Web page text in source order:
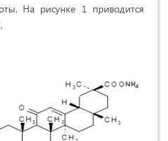
На рисунке 1 приводится